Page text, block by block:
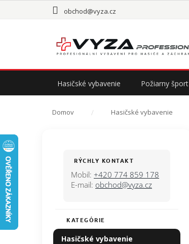
obchod@vyza.cz
Hasičské vybavenie Požiarny šport
Domov Hasičské vybavenie
RÝCHLY KONTAKT
Mobil: +420 774 859 178
E-mail: obchod@vyza.cz
Preskočiť
kategórie
KATEGÓRIE
Hasičské vybavenie